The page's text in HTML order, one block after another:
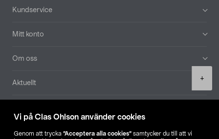
Vi på Clas Ohlson använder cookies
Genom att trycka ”Acceptera alla cookies” samtycker du till att vi
+
Sidfot
Kundservice
Mitt konto
Om oss
Aktuellt
Hitta butik